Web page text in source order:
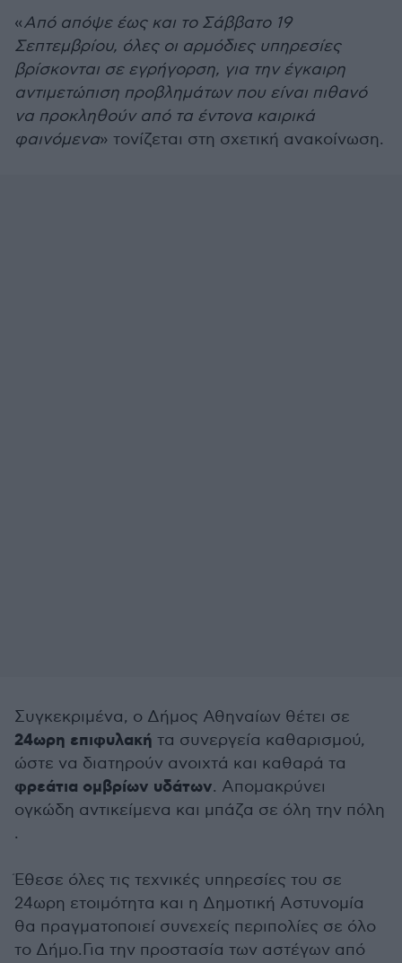
«Από απόψε έως και το Σάββατο 19
Σεπτεμβρίου, όλες οι αρμόδιες υπηρεσίες
βρίσκονται σε εγρήγορση, για την έγκαιρη
αντιμετώπιση προβλημάτων που είναι πιθανό
να προκληθούν από τα έντονα καιρικά
φαινόμενα» τονίζεται στη σχετική ανακοίνωση.
Συγκεκριμένα, ο Δήμος Αθηναίων θέτει σε
24ωρη επιφυλακή τα συνεργεία καθαρισμού,
ώστε να διατηρούν ανοιχτά και καθαρά τα
φρεάτια ομβρίων υδάτων. Απομακρύνει
ογκώδη αντικείμενα και μπάζα σε όλη την πόλη
.
Έθεσε όλες τις τεχνικές υπηρεσίες του σε
24ωρη ετοιμότητα και η Δημοτική Αστυνομία
θα πραγματοποιεί συνεχείς περιπολίες σε όλο
το Δήμο.Για την προστασία των αστέγων από